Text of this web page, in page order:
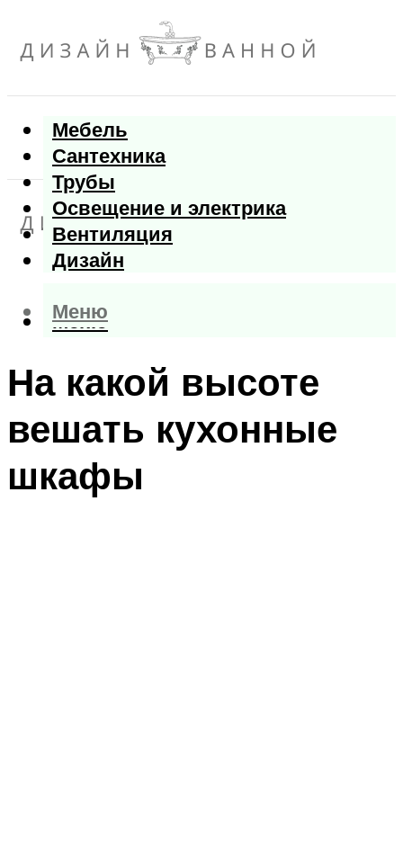
Мебель
Сантехника
Трубы
Освещение и электрика
Вентиляция
Дизайн
Меню
Меню
На какой высоте
вешать кухонные
шкафы